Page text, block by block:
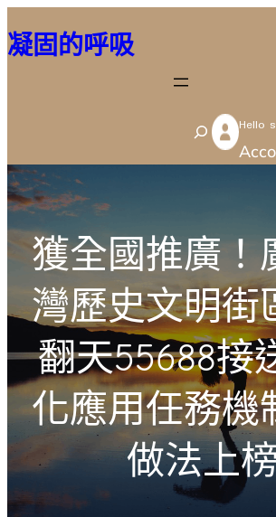
至
容
凝固的呼吸
S
e
c
h
Hello
獲全國推廣！
灣歷史文明街
翻天55688接
化應用任務機
做法上